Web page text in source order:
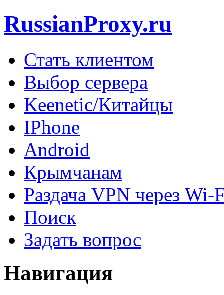
RussianProxy.ru
Стать клиентом
Выбор сервера
Keenetic/Китайцы
IPhone
Android
Крымчанам
Раздача VPN через Wi-
Поиск
Задать вопрос
Навигация